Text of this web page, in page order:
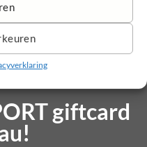
giftcard